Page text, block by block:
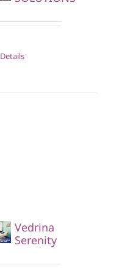
Details
Vedrina
Serenity